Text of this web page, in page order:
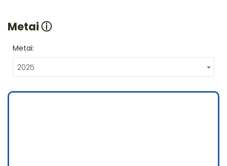
Metaiⓘ
Metai:
2025